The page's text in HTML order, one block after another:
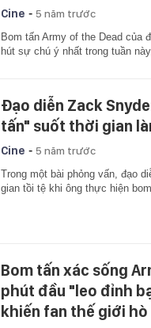
Cine - 5 năm trước
Bom tấn Army of the Dead của
hút sự chú ý nhất trong tuần
Đạo diễn Zack
tấn" suốt thời gian
Cine - 5 năm trước
Trong một bài phỏng vấn, đạo
gian tồi tệ khi ông thực hiện
Bom tấn xác sống
phút đầu "leo đỉnh
khiến fan thế giới